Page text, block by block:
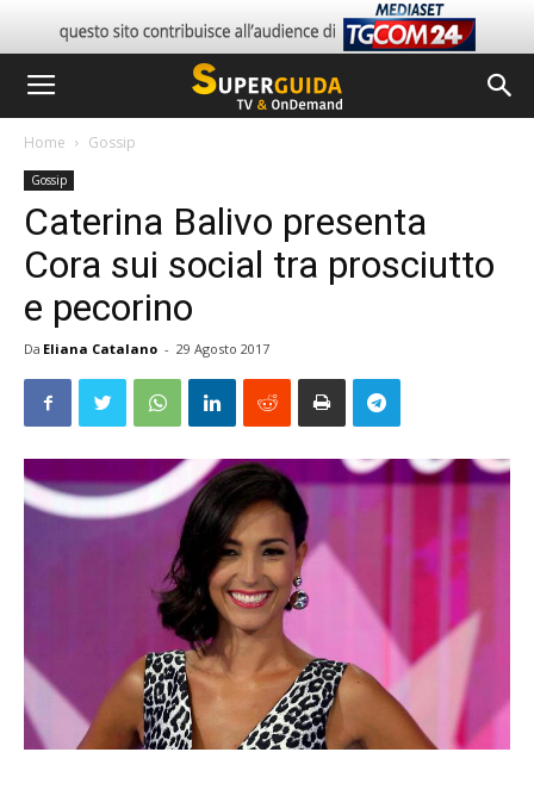
Home Gossip
Gossip
Caterina Balivo presenta
Cora sui social tra prosciutto
e pecorino
Da Eliana Catalano - 29 Agosto 2017